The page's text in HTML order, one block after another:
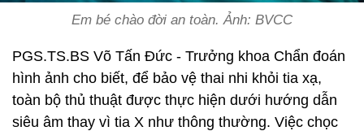
Em bé chào đời an toàn. Ảnh: BVCC
PGS.TS.BS Võ Tấn Đức - Trưởng khoa Chẩn đoán
hình ảnh cho biết, để bảo vệ thai nhi khỏi tia xạ,
toàn bộ thủ thuật được thực hiện dưới hướng dẫn
siêu âm thay vì tia X như thông thường. Việc chọc